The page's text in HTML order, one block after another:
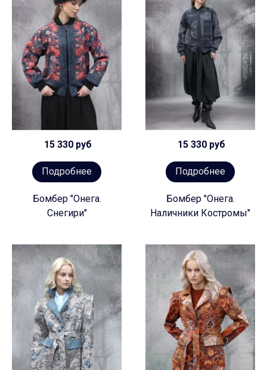
15 330 руб
Подробнее
Бомбер "Онега.
Снегири"
15 330 руб
Подробнее
Бомбер "Онега.
Наличники Костромы"